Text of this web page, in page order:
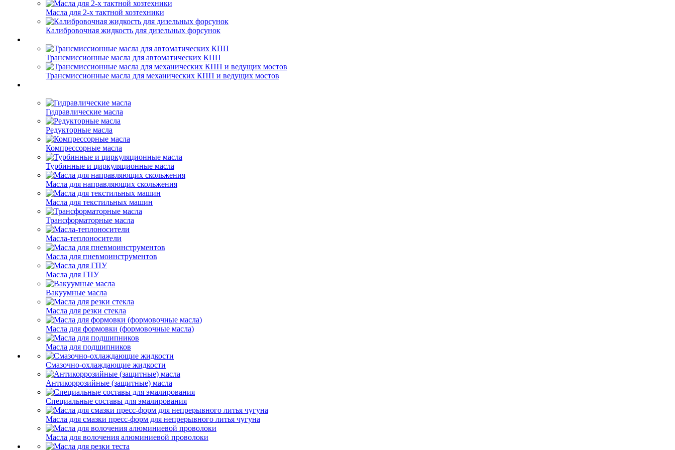
Масла для 2-х тактной хозтехники
Калибровочная жидкость для дизельных форсунок
Трансмиссионные масла для автоматических КПП
Трансмиссионные масла для механических КПП и ведущих мостов
Гидравлические масла
Редукторные масла
Компрессорные масла
Турбинные и циркуляционные масла
Масла для направляющих скольжения
Масла для текстильных машин
Трансформаторные масла
Масла-теплоносители
Масла для пневмоинструментов
Масла для ГПУ
Вакуумные масла
Масла для резки стекла
Масла для формовки (формовочные масла)
Масла для подшипников
Смазочно-охлаждающие жидкости
Антикоррозийные (защитные) масла
Специальные составы для эмалирования
Масла для смазки пресс-форм для непрерывного литья чугуна
Масла для волочения алюминиевой проволоки